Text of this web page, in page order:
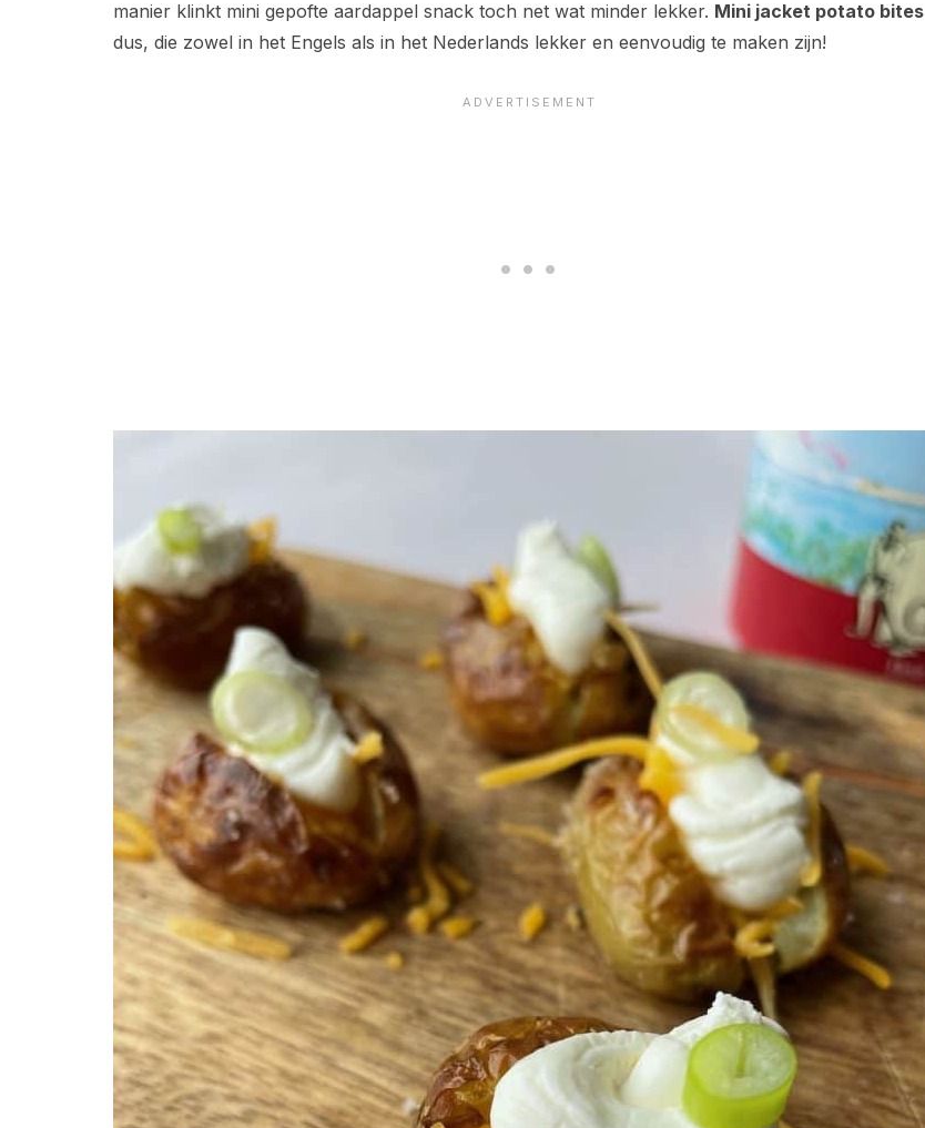
manier klinkt mini gepofte aardappel snack toch net wat minder lekker. Mini jacket potato bites
dus, die zowel in het Engels als in het Nederlands lekker en eenvoudig te maken zijn!